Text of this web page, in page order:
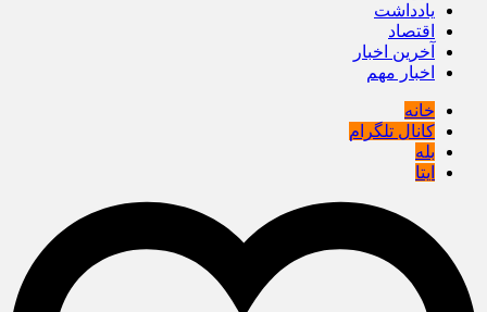
یادداشت
اقتصاد
آخرین اخبار
اخبار مهم
خانه
کانال تلگرام
بله
ایتا